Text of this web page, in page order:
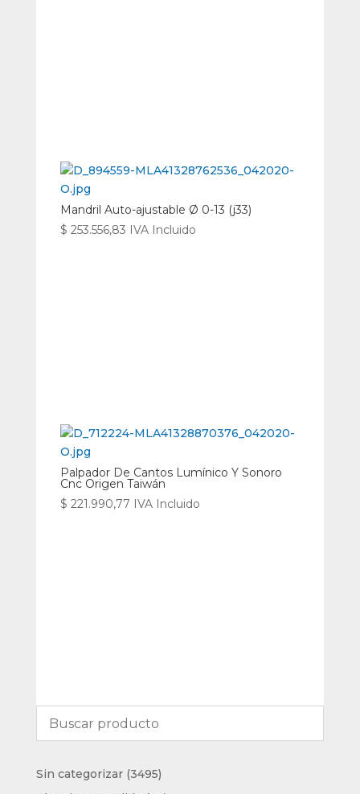
Mandril Auto-ajustable Ø 0-13 (j33)
$ 253.556,83 IVA Incluido
Palpador De Cantos Lumínico Y Sonoro
Cnc Origen Taiwán
$ 221.990,77 IVA Incluido
Sin categorizar 34953495